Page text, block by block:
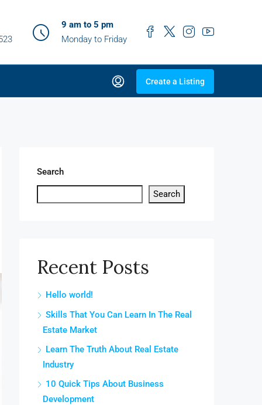
9 am to 5 pm
Monday to Friday
Create a Listing
Search
Search
Recent Posts
Hello world!
Skills That You Can Learn In The Real
Estate Market
Learn The Truth About Real Estate
Industry
10 Quick Tips About Business
Development